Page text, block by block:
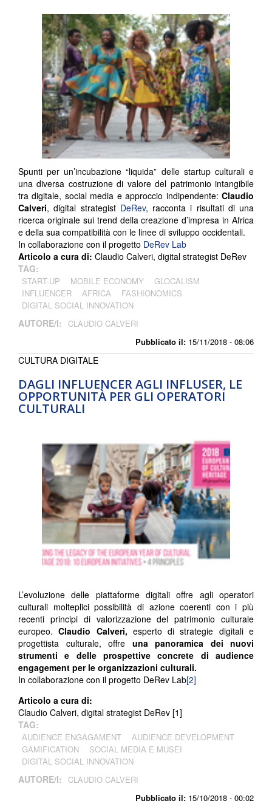
Pubblicato il: 15/11/2018 - 08:06
Spunti per un’incubazione “liquida” delle startup culturali e
una diversa costruzione di valore del patrimonio intangibile
tra digitale, social media e approccio indipendente: Claudio
Calveri, digital strategist DeRev, racconta i risultati di una
ricerca originale sui trend della creazione d’impresa in Africa
e della sua compatibilità con le linee di sviluppo occidentali.
In collaborazione con il progetto DeRev Lab
Articolo a cura di: Claudio Calveri, digital strategist DeRev
TAG:
START-UP MOBILE ECONOMY
GLOCALISM
INFLUENCER
AFRICA
FASHIONOMICS
DIGITAL SOCIAL INNOVATION
AUTORE/I: CLAUDIO CALVERI
DAGLI INFLUENCER AGLI INFLUSER, LE
OPPORTUNITÀ PER GLI OPERATORI
CULTURALI
Pubblicato il: 15/10/2018 - 00:02
CULTURA DIGITALE
L’evoluzione delle piattaforme digitali offre agli operatori
culturali molteplici possibilità di azione coerenti con i più
recenti principi di valorizzazione del patrimonio culturale
europeo. Claudio Calveri, esperto di strategie digitali e
progettista culturale, offre una panoramica dei nuovi
strumenti e delle prospettive concrete di audience
engagement per le organizzazioni culturali.
In collaborazione con il progetto DeRev Lab[2]
Articolo a cura di:
Claudio Calveri, digital strategist DeRev [1]
TAG:
AUDIENCE ENGAGAMENT
AUDIENCE DEVELOPMENT
GAMIFICATION
SOCIAL MEDIA E MUSEI
DIGITAL SOCIAL INNOVATION
AUTORE/I: CLAUDIO CALVERI